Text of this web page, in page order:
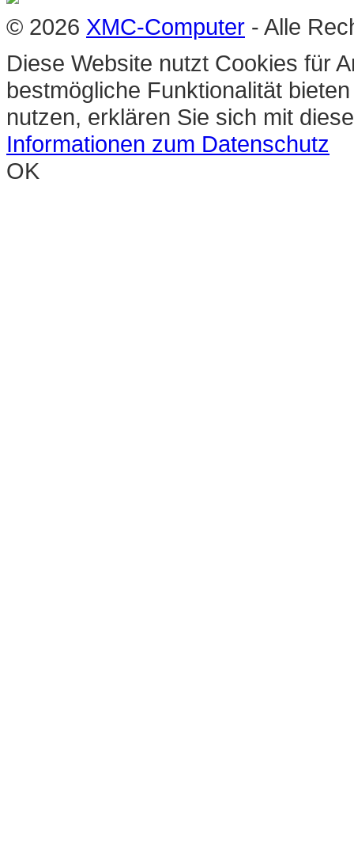
© 2026 XMC-Computer - Alle
Diese Website nutzt Cookies für
bestmögliche Funktionalität
nutzen, erklären Sie sich mit
Informationen zum Datenschutz
OK